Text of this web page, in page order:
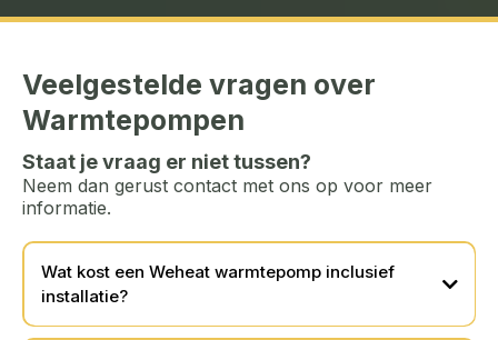
Veelgestelde vragen over
Warmtepompen
Staat je vraag er niet tussen?
Neem dan gerust contact met ons op voor meer
informatie.
Wat kost een Weheat warmtepomp inclusief
installatie?